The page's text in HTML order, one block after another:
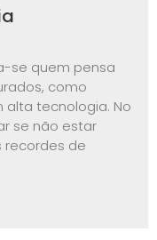
se quem pensa
como
alta tecnologia. No
se não estar
recordes de